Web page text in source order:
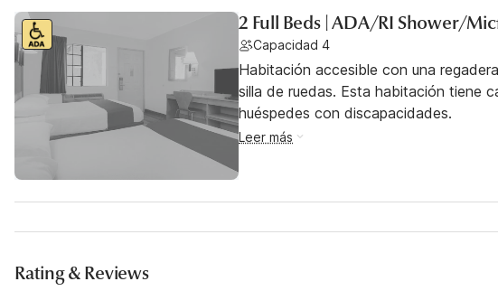
2 Full Beds | ADA/RI Shower/
Capacidad 4
Habitación accesible con una
silla de ruedas. Esta habitación tiene
huéspedes con discapacidades.
Leer más
Rating & Reviews